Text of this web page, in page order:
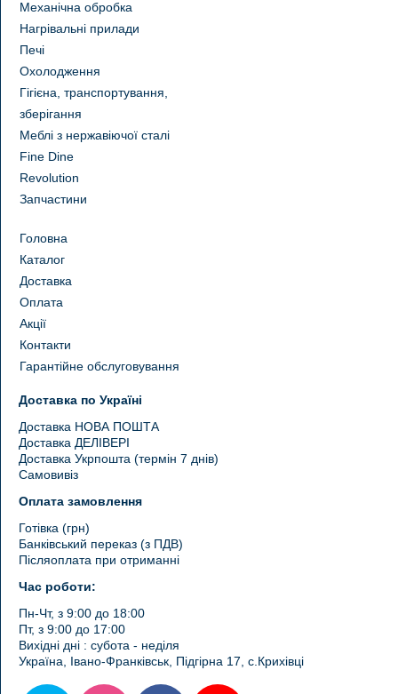
Механічна обробка
Нагрівальні прилади
Печі
Охолодження
Гігієна, транспортування,
зберігання
Меблі з нержавіючої сталі
Fine Dine
Revolution
Запчастини
Головна
Каталог
Доставка
Оплата
Акції
Контакти
Гарантійне обслуговування
Доставка по Україні
Доставка НОВА ПОШТА
Доставка ДЕЛІВЕРІ
Доставка Укрпошта (термін 7 днів)
Самовивіз
Оплата замовлення
Готівка (грн)
Банківський переказ (з ПДВ)
Післяоплата при отриманні
Час роботи:
Пн-Чт, з 9:00 до 18:00
Пт, з 9:00 до 17:00
Вихідні дні : субота - неділя
Україна, Івано-Франківськ, Підгірна 17, с.Крихівці